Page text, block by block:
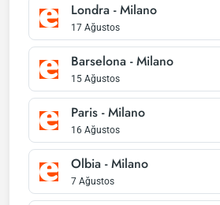
Londra - Milano
17 Ağustos
Barselona - Milano
15 Ağustos
Paris - Milano
16 Ağustos
Olbia - Milano
7 Ağustos